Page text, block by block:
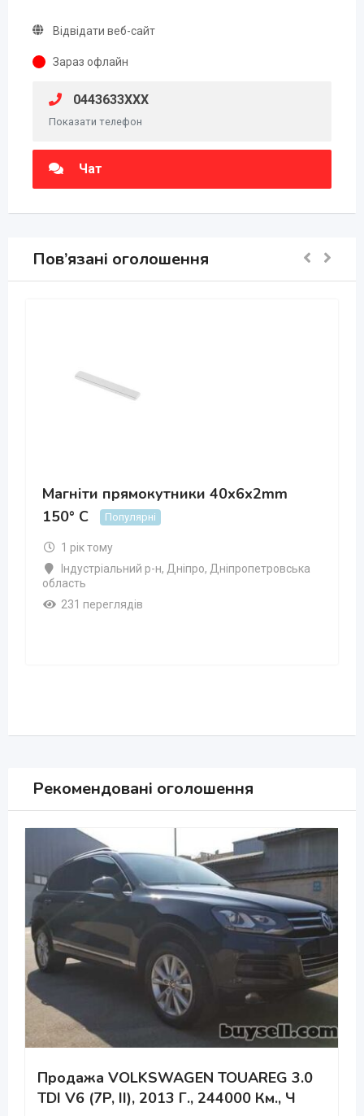
Відвідати веб-сайт
Зараз офлайн
0443633XXX
Показати телефон
Чат
Пов’язані оголошення
Магніти прямокутники 40x6x2mm
150° C
Популярні
1 рік тому
Індустріальний р-н, Дніпро, Дніпропетровська
область
231 переглядів
Рекомендовані оголошення
Продажа VOLKSWAGEN TOUAREG 3.0
TDI V6 (7P, II), 2013 Г., 244000 Км., Ч